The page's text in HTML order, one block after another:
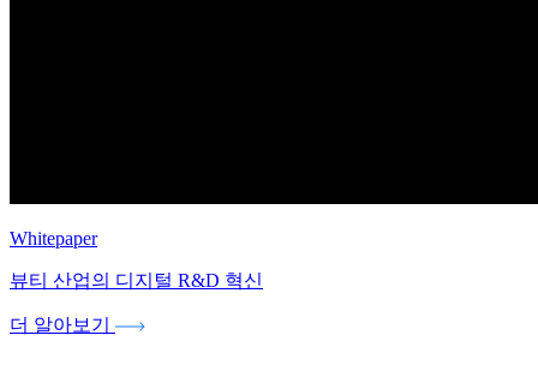
Whitepaper
뷰티 산업의 디지털 R&D 혁신
더 알아보기